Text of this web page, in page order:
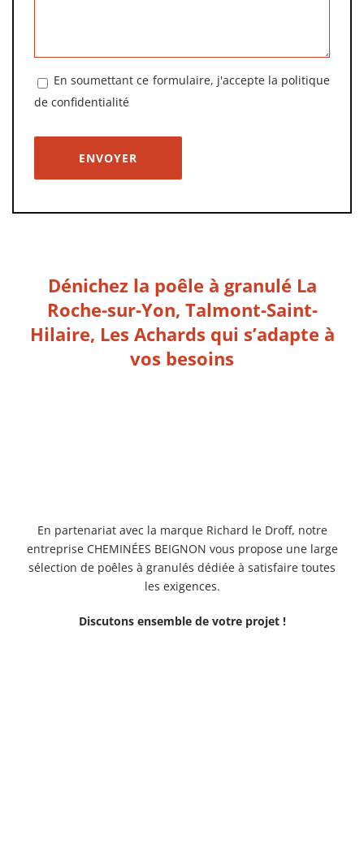
En soumettant ce formulaire, j'accepte la politique
de confidentialité
Dénichez la poêle à granulé La
Roche-sur-Yon, Talmont-Saint-
Hilaire, Les Achards qui s’adapte à
vos besoins
En partenariat avec la marque Richard le Droff, notre
entreprise CHEMINÉES BEIGNON vous propose une large
sélection de poêles à granulés dédiée à satisfaire toutes
les exigences.
Discutons ensemble de votre projet !